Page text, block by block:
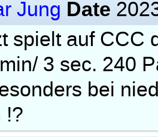
Jung Date
spielt auf CCC
3 sec. 240
bei
!?